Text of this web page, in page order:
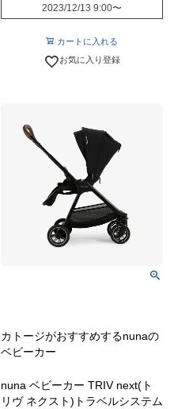
2023/12/13 9:00〜
カートに入れる
お気に入り登録
カトージがおすすめするnunaの
ベビーカー
nuna ベビーカー TRIV next(ト
リヴ ネクスト)トラベルシステム